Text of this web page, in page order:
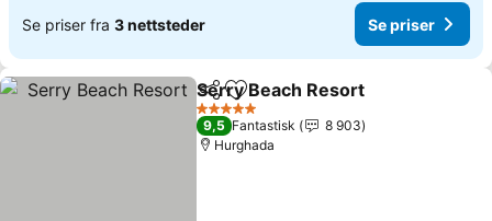
Se priser fra 3 nettsteder Se priser
Del Legg til i favoritter
Serry Beach Resort
5 Stjerner
9,5 Fantastisk
8 903
Hurghada